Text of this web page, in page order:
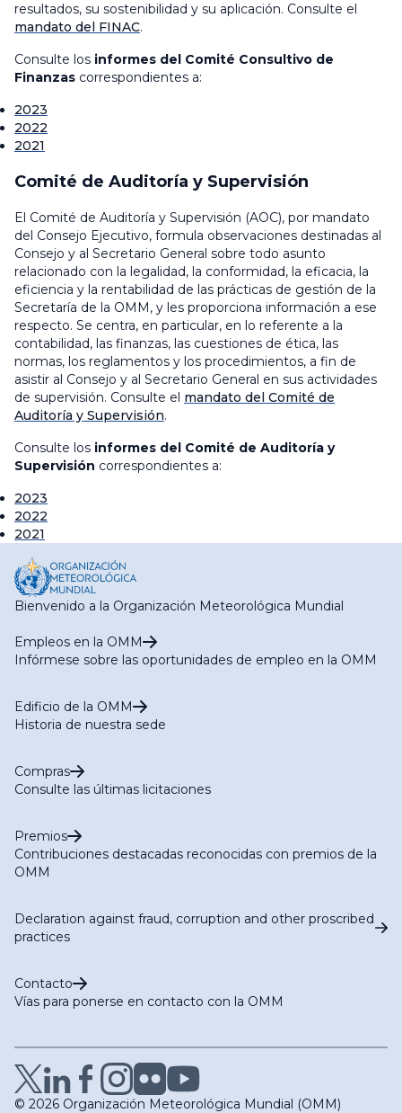
resultados, su sostenibilidad y su aplicación. Consulte el
mandato del FINAC.
Consulte los informes del Comité Consultivo de
Finanzas correspondientes a:
2023
2022
2021
Comité de Auditoría y Supervisión
El Comité de Auditoría y Supervisión (AOC), por mandato
del Consejo Ejecutivo, formula observaciones destinadas al
Consejo y al Secretario General sobre todo asunto
relacionado con la legalidad, la conformidad, la eficacia, la
eficiencia y la rentabilidad de las prácticas de gestión de la
Secretaría de la OMM, y les proporciona información a ese
respecto. Se centra, en particular, en lo referente a la
contabilidad, las finanzas, las cuestiones de ética, las
normas, los reglamentos y los procedimientos, a fin de
asistir al Consejo y al Secretario General en sus actividades
de supervisión. Consulte el mandato del Comité de
Auditoría y Supervisión.
Consulte los informes del Comité de Auditoría y
Supervisión correspondientes a:
2023
2022
2021
Bienvenido a la Organización Meteorológica Mundial
Empleos en la OMM
Infórmese sobre las oportunidades de empleo en la OMM
Edificio de la OMM
Historia de nuestra sede
Compras
Consulte las últimas licitaciones
Premios
Contribuciones destacadas reconocidas con premios de la
OMM
Declaration against fraud, corruption and other proscribed
practices
Contacto
Vías para ponerse en contacto con la OMM
© 2026 Organización Meteorológica Mundial (OMM)